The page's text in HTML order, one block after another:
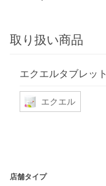
取り扱い商品
エクエルタブレット
エクエル
店舗タイプ